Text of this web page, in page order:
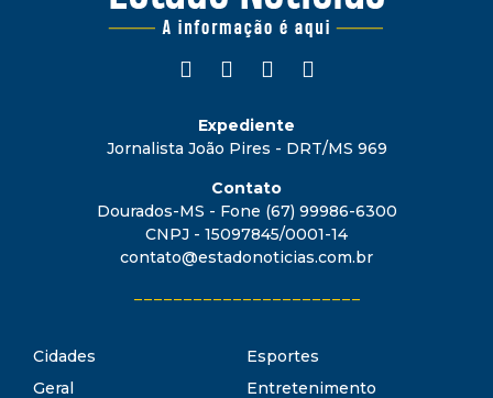
Expediente
Jornalista João Pires - DRT/MS 969
Contato
Dourados-MS - Fone (67) 99986-6300
CNPJ - 15097845/0001-14
contato@estadonoticias.com.br
Cidades
Geral
Esportes
Entretenimento